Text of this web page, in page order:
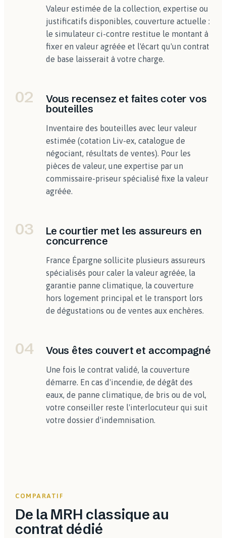
Valeur estimée de la collection, expertise ou
justificatifs disponibles, couverture actuelle :
le simulateur ci-contre restitue le montant à
fixer en valeur agréée et l'écart qu'un contrat
de base laisserait à votre charge.
02
Vous recensez et faites coter vos
bouteilles
Inventaire des bouteilles avec leur valeur
estimée (cotation Liv-ex, catalogue de
négociant, résultats de ventes). Pour les
pièces de valeur, une expertise par un
commissaire-priseur spécialisé fixe la valeur
agréée.
03
Le courtier met les assureurs en
concurrence
France Épargne sollicite plusieurs assureurs
spécialisés pour caler la valeur agréée, la
garantie panne climatique, la couverture
hors logement principal et le transport lors
de dégustations ou de ventes aux enchères.
04 Vous êtes couvert et accompagné
Une fois le contrat validé, la couverture
démarre. En cas d'incendie, de dégât des
eaux, de panne climatique, de bris ou de vol,
votre conseiller reste l'interlocuteur qui suit
votre dossier d'indemnisation.
COMPARATIF
De la MRH classique au
contrat dédié